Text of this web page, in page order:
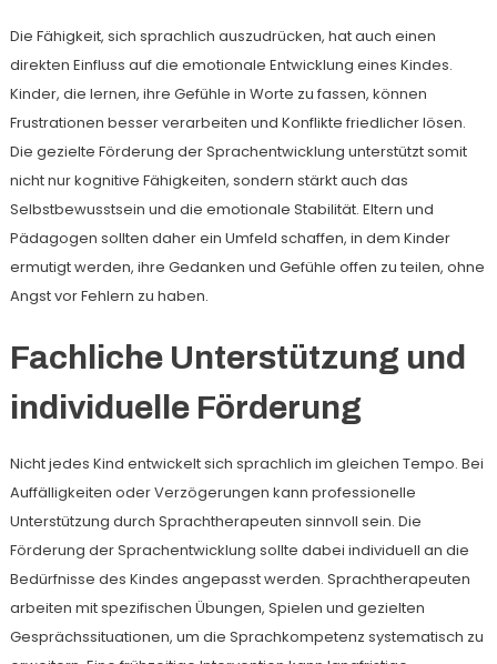
Die Fähigkeit, sich sprachlich auszudrücken, hat auch einen
direkten Einfluss auf die emotionale Entwicklung eines Kindes.
Kinder, die lernen, ihre Gefühle in Worte zu fassen, können
Frustrationen besser verarbeiten und Konflikte friedlicher lösen.
Die gezielte Förderung der Sprachentwicklung unterstützt somit
nicht nur kognitive Fähigkeiten, sondern stärkt auch das
Selbstbewusstsein und die emotionale Stabilität. Eltern und
Pädagogen sollten daher ein Umfeld schaffen, in dem Kinder
ermutigt werden, ihre Gedanken und Gefühle offen zu teilen, ohne
Angst vor Fehlern zu haben.
Fachliche Unterstützung und
individuelle Förderung
Nicht jedes Kind entwickelt sich sprachlich im gleichen Tempo. Bei
Auffälligkeiten oder Verzögerungen kann professionelle
Unterstützung durch Sprachtherapeuten sinnvoll sein. Die
Förderung der Sprachentwicklung sollte dabei individuell an die
Bedürfnisse des Kindes angepasst werden. Sprachtherapeuten
arbeiten mit spezifischen Übungen, Spielen und gezielten
Gesprächssituationen, um die Sprachkompetenz systematisch zu